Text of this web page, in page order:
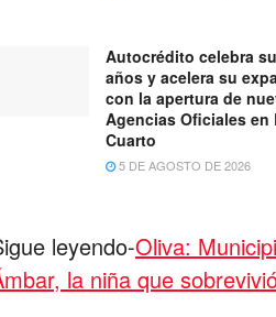
Autocrédito celebra
años y acelera su
con la apertura de
Agencias Oficiales en
Cuarto
5 DE AGOSTO DE 2026
leyendo-Oliva:
la niña que